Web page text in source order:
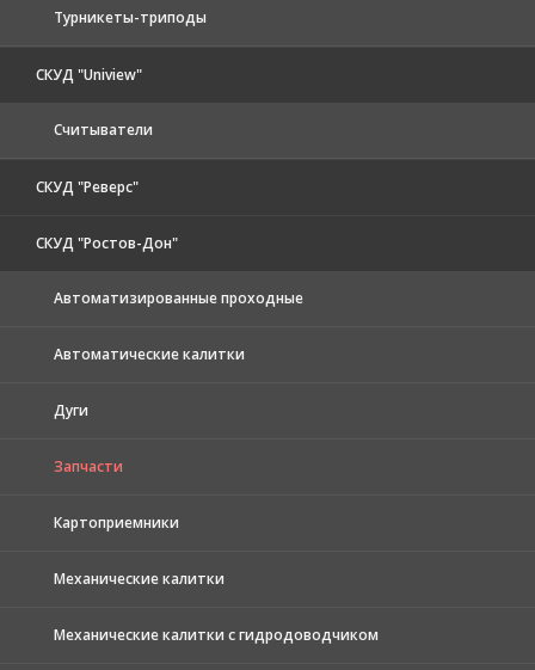
Турникеты-триподы
СКУД "Uniview"
Считыватели
СКУД "Реверс"
СКУД "Ростов-Дон"
Автоматизированные проходные
Автоматические калитки
Дуги
Запчасти
Картоприемники
Механические калитки
Механические калитки с гидродоводчиком